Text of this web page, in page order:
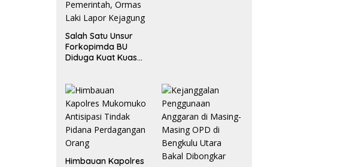
Salah Satu Unsur
Forkopimda BU
Diduga Kuat Kuasai
Laki Lapor
Kejagung
Himbauan Kapolres